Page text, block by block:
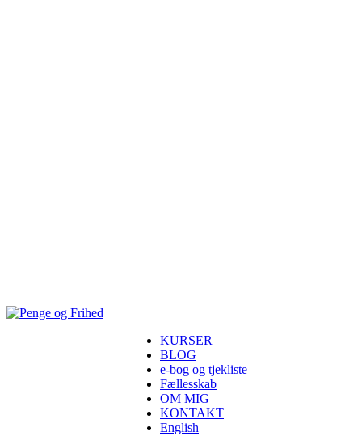
KURSER
BLOG
e-bog og tjekliste
Fællesskab
OM MIG
KONTAKT
English